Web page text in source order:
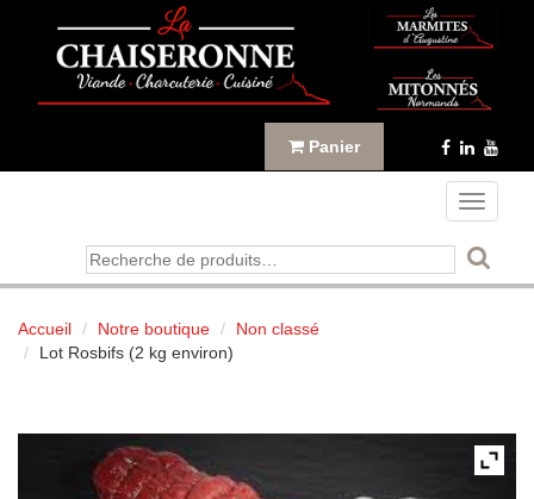
Panier
Toggle
Recherche
pour :
Accueil Notre boutique
Non classé
Lot Rosbifs (2 kg environ)
Panneau de gestion des cookies